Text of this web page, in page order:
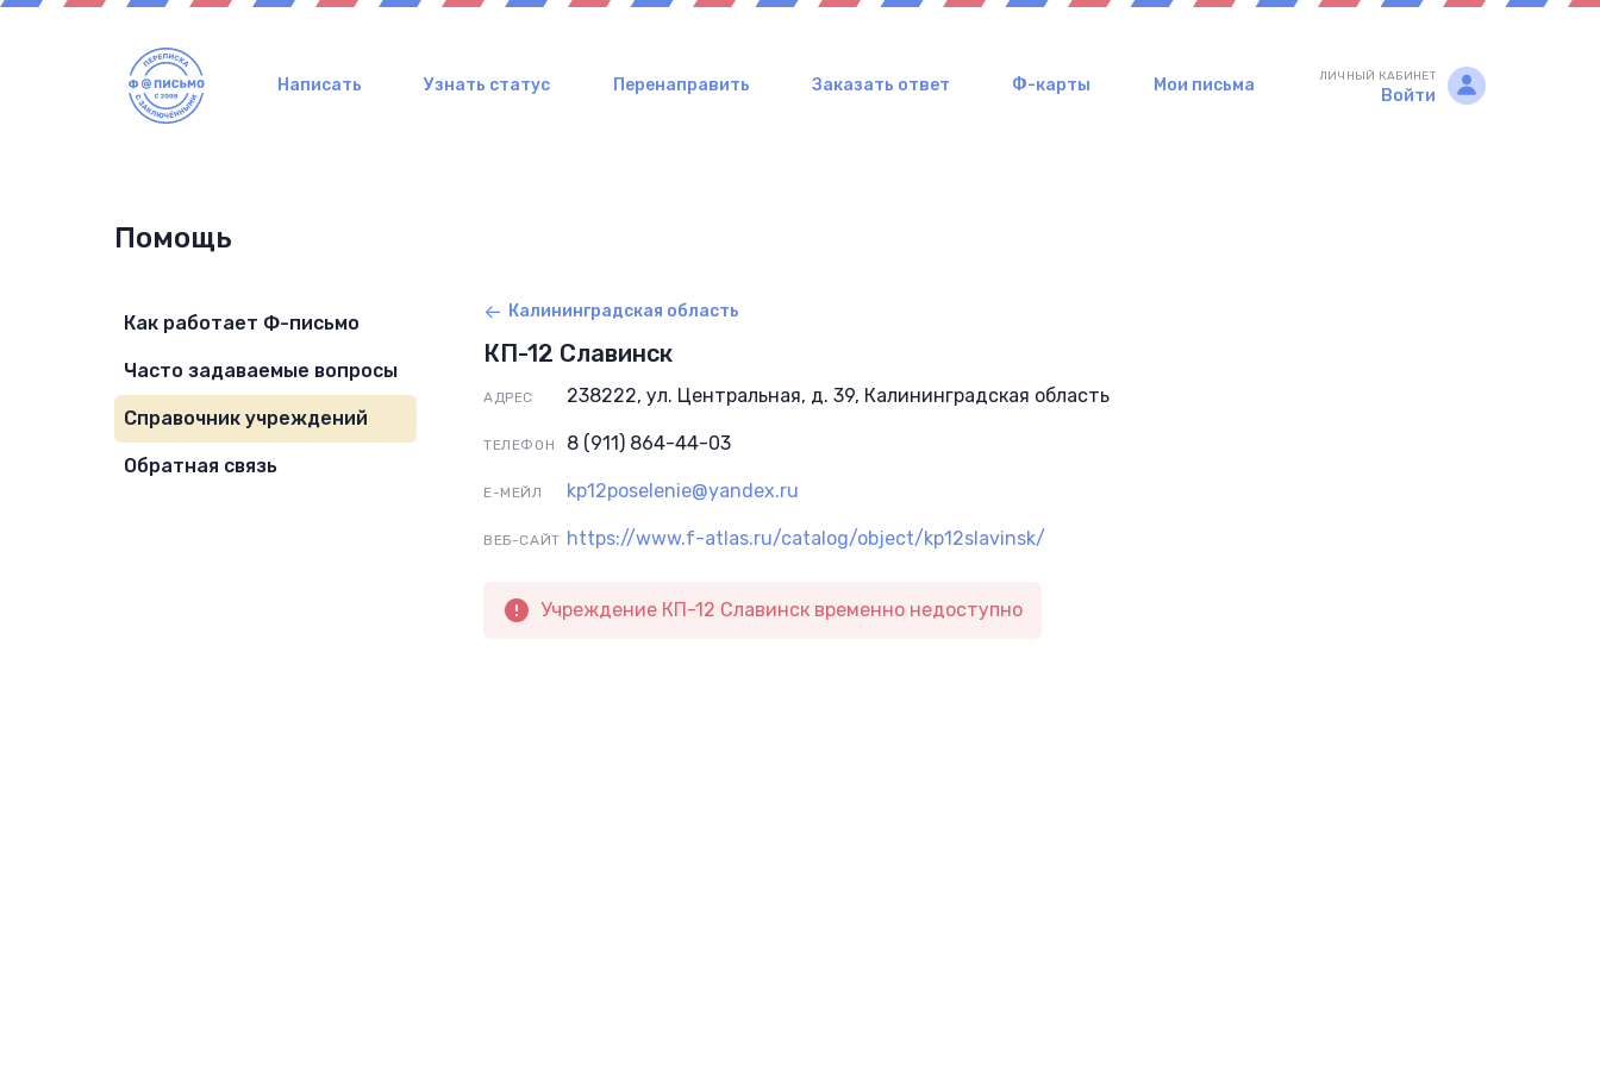
Написать Узнать статус Перенаправить Заказать ответ Ф-карты Мои письма ЛИЧНЫЙ КАБИНЕТ
Войти
Помощь
Как работает Ф-письмо
Часто задаваемые вопросы
Справочник учреждений
Обратная связь
Калининградская область
КП-12 Славинск
АДРЕС 238222, ул. Центральная, д. 39, Калининградская область
ТЕЛЕФОН 8 (911) 864-44-03
Е-МЕЙЛ kp12poselenie@yandex.ru
ВЕБ-САЙТ https://www.f-atlas.ru/catalog/object/kp12slavinsk/
Учреждение КП-12 Славинск временно недоступно